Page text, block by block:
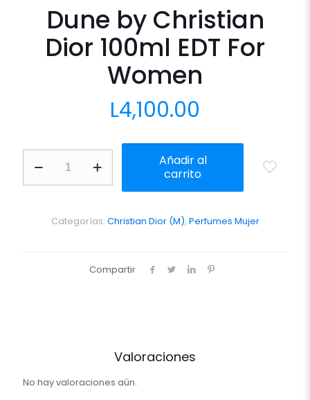
Dune by Christian
Dior 100ml EDT For
Women
L4,100.00
Christian
Añadir al
carrito
Categorías: Christian Dior (M), Perfumes Mujer
Compartir
Valoraciones
No hay valoraciones aún.